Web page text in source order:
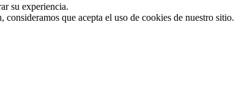
su experiencia.
que acepta el uso de cookies de nuestro